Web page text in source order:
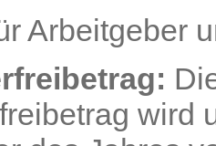
Arbeitgeber
wird